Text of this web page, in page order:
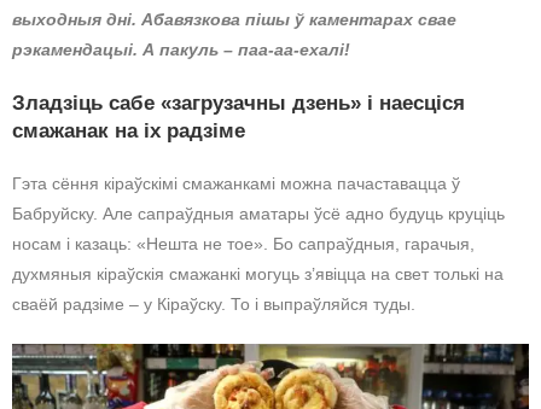
выходныя дні. Абавязкова пішы ў каментарах свае
рэкамендацыі. А пакуль – паа-аа-ехалі!
Зладзіць сабе «загрузачны дзень» і наесціся
смажанак на іх радзіме
Гэта сёння кіраўскімі смажанкамі можна пачаставацца ў
Бабруйску. Але сапраўдныя аматары ўсё адно будуць круціць
носам і казаць: «Нешта не тое». Бо сапраўдныя, гарачыя,
духмяныя кіраўскія смажанкі могуць з’явіцца на свет толькі на
сваёй радзіме – у Кіраўску. То і выпраўляйся туды.